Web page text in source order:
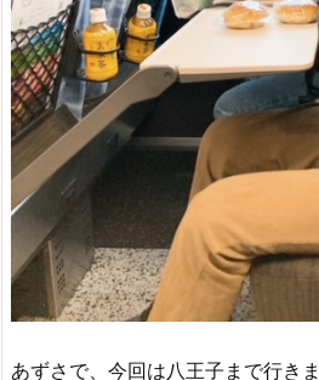
あずさで、今回は八王子まで行き